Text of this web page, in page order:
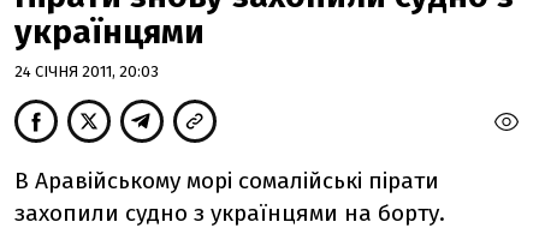
українцями
24 СІЧНЯ 2011, 20:03
В Аравійському морі сомалійські пірати
захопили судно з українцями на борту.